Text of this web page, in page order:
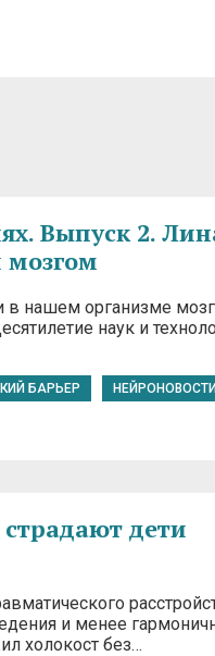
Выпуск 2.
в нашем организме
наук и
БАРЬЕР НЕЙРОНОВОСТИ
дети
и менее
холокост без…